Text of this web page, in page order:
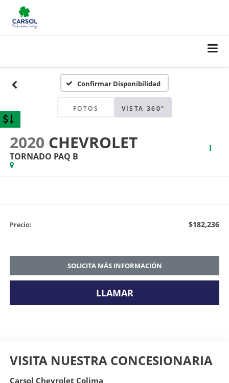
Confirmar Disponibilidad
FOTOS VISTA 360°
2020 CHEVROLET
TORNADO PAQ B
Precio: $182,236
SOLICITA MÁS INFORMACIÓN
LLAMAR
VISITA NUESTRA CONCESIONARIA
Carsol Chevrolet Colima